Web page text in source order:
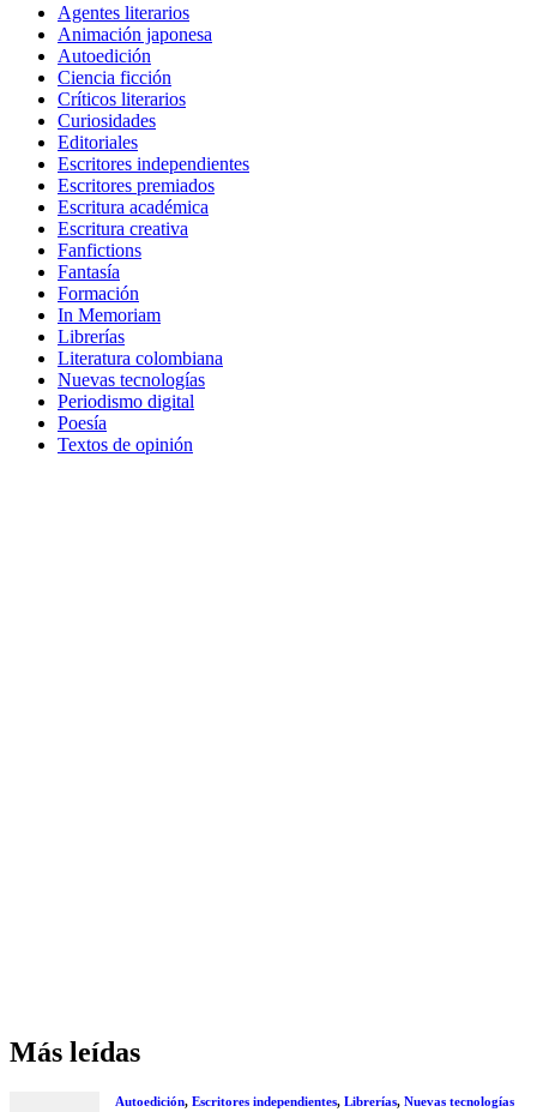
Agentes literarios
Animación japonesa
Autoedición
Ciencia ficción
Críticos literarios
Curiosidades
Editoriales
Escritores independientes
Escritores premiados
Escritura académica
Escritura creativa
Fanfictions
Fantasía
Formación
In Memoriam
Librerías
Literatura colombiana
Nuevas tecnologías
Periodismo digital
Poesía
Textos de opinión
Más leídas
Autoedición, Escritores independientes, Librerías, Nuevas tecnologías